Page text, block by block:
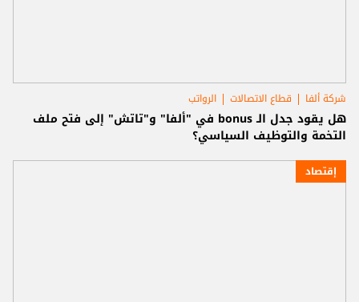
شركة ألفا قطاع الاتصالات الرواتب
هل يقود جدل الـ bonus في "ألفا" و"تاتش" إلى فتح ملف
التخمة والتوظيف السياسي؟
إقتصاد